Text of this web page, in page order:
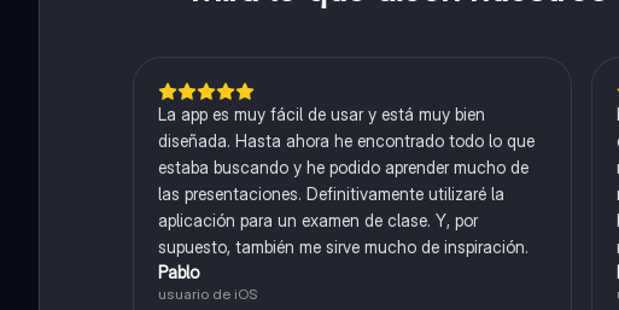
La app es muy fácil de usar y está muy bien
diseñada. Hasta ahora he encontrado todo lo que
estaba buscando y he podido aprender mucho de
las presentaciones. Definitivamente utilizaré la
aplicación para un examen de clase. Y, por
supuesto, también me sirve mucho de inspiración.
Pablo
usuario de iOS